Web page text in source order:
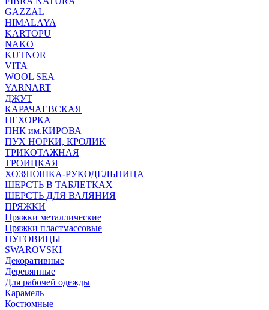
GAZZAL
HIMALAYA
KARTOPU
NAKO
KUTNOR
VITA
WOOL SEA
YARNART
ДЖУТ
КАРАЧАЕВСКАЯ
ПЕХОРКА
ПНК им.КИРОВА
ПУХ НОРКИ, КРОЛИК
ТРИКОТАЖНАЯ
ТРОИЦКАЯ
ХОЗЯЮШКА-РУКОДЕЛЬНИЦА
ШЕРСТЬ В ТАБЛЕТКАХ
ШЕРСТЬ ДЛЯ ВАЛЯНИЯ
ПРЯЖКИ
Пряжки металлические
Пряжки пластмассовые
ПУГОВИЦЫ
SWAROVSKI
Декоративные
Деревянные
Для рабочей одежды
Карамель
Костюмные